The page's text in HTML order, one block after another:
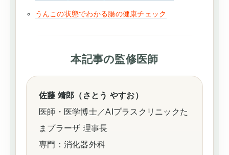
うんこの状態でわかる腸の健康チェック
本記事の監修医師
佐藤 靖郎（さとう やすお）
医師・医学博士／AIプラスクリニックた
まプラーザ 理事長
専門：消化器外科